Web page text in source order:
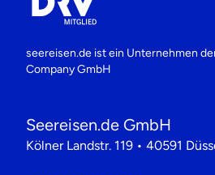
seereisen.de ist ein Unternehmen
Company GmbH
Seereisen.de GmbH
Kölner Landstr. 119 • 40591